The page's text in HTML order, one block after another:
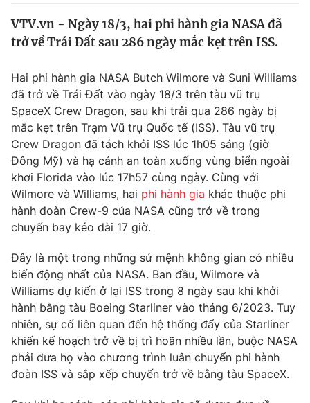
Thế giới
Thế giới đó đây
Câu chuyện quốc tế
Tài chính
Thị trường
Góc doanh nghiệp
Dữ liệu và đời sống
Truyền hình
Phim VTV
Hậu trường
Nhân vật
Khán giả
Giải sao mai
Giải trí
Điện ảnh
Sao
Đời sống
Du lịch
Làm đẹp
Chất lượng cuộc sống
Giáo dục
Tuyển sinh
Học trực tuyến
Công nghệ
Hitech Công nghệ tương lai
Sản phẩm
Giao lưu trực tuyến
VTV.vn - Ngày 18/3, hai phi hành gia NASA đã
trở về Trái Đất sau 286 ngày mắc kẹt trên ISS.
Hai phi hành gia NASA Butch Wilmore và Suni Williams
đã trở về Trái Đất vào ngày 18/3 trên tàu vũ trụ
SpaceX Crew Dragon, sau khi trải qua 286 ngày bị
mắc kẹt trên Trạm Vũ trụ Quốc tế (ISS). Tàu vũ trụ
Crew Dragon đã tách khỏi ISS lúc 1h05 sáng (giờ
Đông Mỹ) và hạ cánh an toàn xuống vùng biển ngoài
khơi Florida vào lúc 17h57 cùng ngày. Cùng với
Wilmore và Williams, hai phi hành gia khác thuộc phi
hành đoàn Crew-9 của NASA cũng trở về trong
chuyến bay kéo dài 17 giờ.
Đây là một trong những sứ mệnh không gian có nhiều
biến động nhất của NASA. Ban đầu, Wilmore và
Williams dự kiến ở lại ISS trong 8 ngày sau khi khởi
hành bằng tàu Boeing Starliner vào tháng 6/2023. Tuy
nhiên, sự cố liên quan đến hệ thống đẩy của Starliner
khiến kế hoạch trở về bị trì hoãn nhiều lần, buộc NASA
phải đưa họ vào chương trình luân chuyển phi hành
đoàn ISS và sắp xếp chuyến trở về bằng tàu SpaceX.